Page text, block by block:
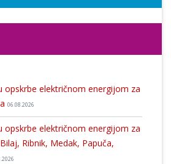
opskrbe električnom energijom za
06.08.2026
opskrbe električnom energijom za
Ribnik, Medak, Papuča,